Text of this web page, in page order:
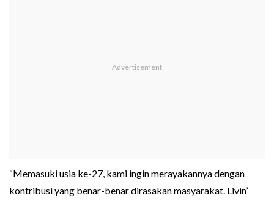
“Memasuki usia ke-27, kami ingin merayakannya dengan
kontribusi yang benar-benar dirasakan masyarakat. Livin’